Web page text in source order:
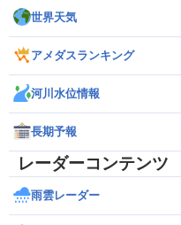
世界天気
アメダスランキング
河川水位情報
長期予報
レーダーコンテンツ
雨雲レーダー